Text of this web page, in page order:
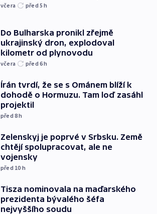
včera před 5h
Do Bulharska pronikl zřejmě
ukrajinský dron, explodoval
kilometr od plynovodu
včera před 6h
Írán tvrdí, že se s Ománem blíží k
dohodě o Hormuzu. Tam loď zasáhl
projektil
před 8h
Zelenskyj je poprvé v Srbsku. Země
chtějí spolupracovat, ale ne
vojensky
před 10 h
Tisza nominovala na maďarského
prezidenta bývalého šéfa
nejvyššího soudu